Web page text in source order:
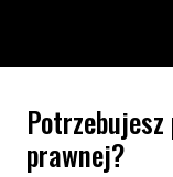
prawnej?